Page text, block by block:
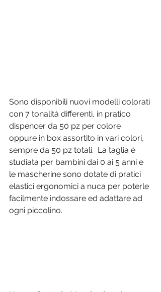
Sono disponibili nuovi modelli colorati
con 7 tonalità differenti, in pratico
dispencer da 50 pz per colore
oppure in box assortito in vari colori,
sempre da 50 pz totali.  La taglia è
studiata per bambini dai 0 ai 5 anni e
le mascherine sono dotate di pratici
elastici ergonomici a nuca per poterle
facilmente indossare ed adattare ad
ogni piccolino.